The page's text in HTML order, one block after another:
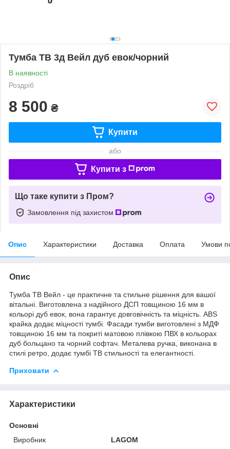
Тумба ТВ 3д Вейл дуб евок/чорний
В наявності
Роздріб
8 500 ₴
Купити
або
Купити з
Що таке купити з Пром?
Замовлення під захистом
Опис Характеристики Доставка Оплата Умови
Опис
Тумба ТВ Вейл - це практичне та стильне рішення для вашої
вітальні. Виготовлена з надійного ДСП товщиною 16 мм в
кольорі дуб евок, вона гарантує довговічність та міцність. ABS
крайка додає міцності тумбі. Фасади тумби виготовлені з МДФ
товщиною 16 мм та покриті матовою плівкою ПВХ в кольорах
дуб больцано та чорний софтач. Металева ручка, виконана в
стилі ретро, додає тумбі ТВ стильності та елегантності.
Приховати
Характеристики
Основні
Виробник
LAGOM